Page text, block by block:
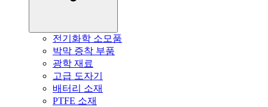
전기화학 소모품
박막 증착 부품
광학 재료
고급 도자기
배터리 소재
PTFE 소재